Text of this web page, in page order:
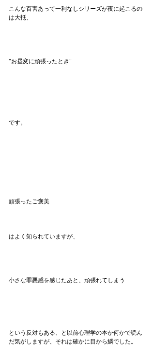
こんな百害あって一利なしシリーズが夜に起こるの
は大抵、
"お昼変に頑張ったとき"
です。
頑張ったご褒美
はよく知られていますが、
小さな罪悪感を感じたあと、頑張れてしまう
という反対もある、と以前心理学の本か何かで読ん
だ気がしますが、それは確かに目から鱗でした。